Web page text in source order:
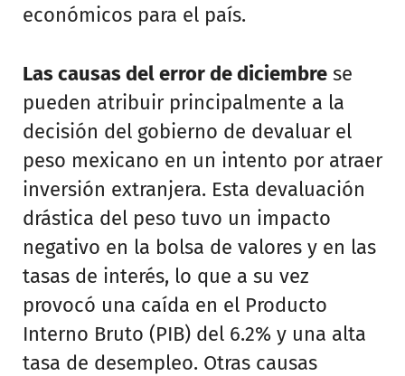
económicos para el país.
Las causas del error de diciembre se
pueden atribuir principalmente a la
decisión del gobierno de devaluar el
peso mexicano en un intento por atraer
inversión extranjera. Esta devaluación
drástica del peso tuvo un impacto
negativo en la bolsa de valores y en las
tasas de interés, lo que a su vez
provocó una caída en el Producto
Interno Bruto (PIB) del 6.2% y una alta
tasa de desempleo. Otras causas